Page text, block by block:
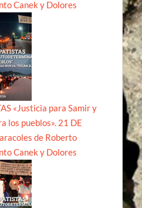
Canek y Dolores
«Justicia para Samir y
los pueblos». 21 DE
de Roberto
Canek y Dolores